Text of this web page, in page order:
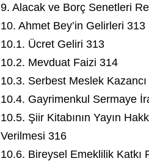
9. Alacak ve Borç Senetleri
10. Ahmet Bey’in Gelirleri 313
10.1. Ücret Geliri 313
10.2. Mevduat Faizi 314
10.3. Serbest Meslek
10.4. Gayrimenkul Sermaye
10.5. Şiir Kitabının Yayın
Verilmesi 316
10.6. Bireysel Emeklilik Katkı